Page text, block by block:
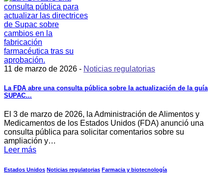
11 de marzo de 2026 - Noticias regulatorias
La FDA abre una consulta pública sobre la actualización de la guía
SUPAC…
El 3 de marzo de 2026, la Administración de Alimentos y
Medicamentos de los Estados Unidos (FDA) anunció una
consulta pública para solicitar comentarios sobre su
ampliación y…
Leer más
Estados Unidos Noticias regulatorias Farmacia y biotecnología